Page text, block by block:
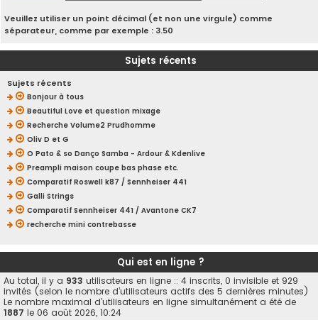
Veuillez utiliser un point décimal (et non une virgule) comme
séparateur, comme par exemple : 3.50
Sujets récents
Sujets récents
Bonjour à tous
Beautiful Love et question mixage
Recherche Volume2 Prudhomme
Oliv D et G
O Pato & so Danço Samba - Ardour & Kdenlive
Preampli maison coupe bas phase etc.
Comparatif Roswell k87 / Sennheiser 441
Galli Strings
Comparatif Sennheiser 441 / Avantone CK7
recherche mini contrebasse
Qui est en ligne ?
Au total, il y a 933 utilisateurs en ligne :: 4 inscrits, 0 invisible et 929
invités (selon le nombre d’utilisateurs actifs des 5 dernières minutes)
Le nombre maximal d’utilisateurs en ligne simultanément a été de
1887 le 06 août 2026, 10:24